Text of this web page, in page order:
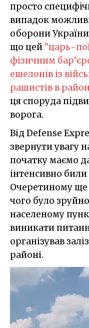
просто
випадок
оборони
що цей "царь-
фізичним
ешелонів із
рашистів в
ця споруда
ворога.
Від Defense
звернути увагу
початку маємо
інтенсивно били
Очеретиному ще
чого було
населеному
виникати
організував
районі.